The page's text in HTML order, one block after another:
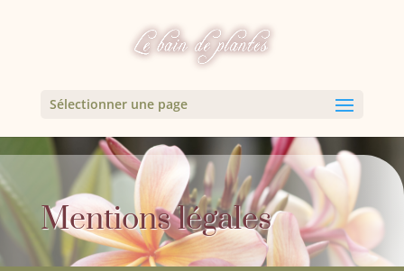
Sélectionner une page
Mentions légales